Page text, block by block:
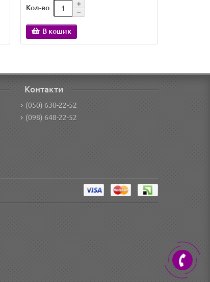
Кол-во
В кошик
Контакти
(050) 630-22-52
(098) 648-22-52